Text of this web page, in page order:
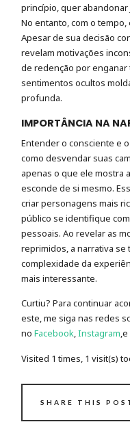
princípio, quer abandonar
No entanto, com o
Apesar de sua decisão
revelam motivações
de redenção por enganar
sentimentos ocultos
profunda.
IMPORTÂNCIA NA
Entender o consciente e
como desvendar suas
apenas o que ele mostra
esconde de si mesmo.
criar personagens mais
público se identifique
pessoais. Ao revelar as
reprimidos, a narrativa se
complexidade da
mais interessante.
Curtiu? Para continuar
este, me siga nas redes
noFacebook,Instagram,e
Visited 1 times, 1 visit(s)
SHARE THIS